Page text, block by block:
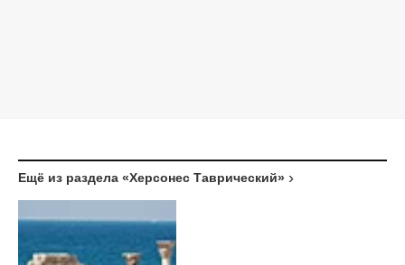
Ещё из раздела «Херсонес Таврический»